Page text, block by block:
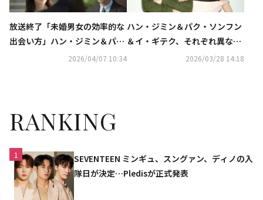
放送終了「未婚男女の効率的な
出会い方」ハン・ジミン＆パ
ク・ソンフンの恋の行方は？
2026/04/07 10:34
ハン・ジミン＆パク・ソンフン
＆イ・ギテク、それぞれ異なる
カップルグラビアを披露…「未
2026/03/28 14:18
RANKING
1
SEVENTEEN ミンギュ、スングァン、ディノの入
隊日が決定…Pledisが正式発表